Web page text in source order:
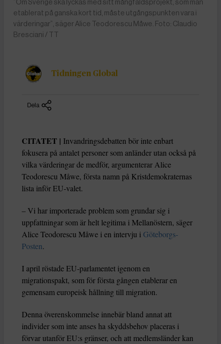
”Om Sverige ska lyckas med sitt mångfaldsprojekt, som man
etablerat på ganska kort tid, måste utgångspunkten vara i
värderingar”, säger Alice Teodorescu Måwe. Foto: Claudio
Bresciani / TT
Tidningen Global
Dela
CITATET | Invandringsdebatten bör inte enbart
fokusera på antalet personer som anländer utan också på
vilka värderingar de medför, argumenterar Alice
Teodorescu Måwe, första namn på Kristdemokraternas
lista inför EU-valet.
– Vi har importerade problem som grundar sig i
uppfattningar som är helt legitima i Mellanöstern, säger
Alice Teodorescu Måwe i en intervju i Göteborgs-
Posten.
I april röstade EU-parlamentet igenom en
migrationspakt, som för första gången etablerar en
gemensam europeisk hållning till migration.
Denna överenskommelse innebär bland annat att
individer som inte anses ha skyddsbehov placeras i
förvar utanför EU:s gränser, och att medlemsländer kan